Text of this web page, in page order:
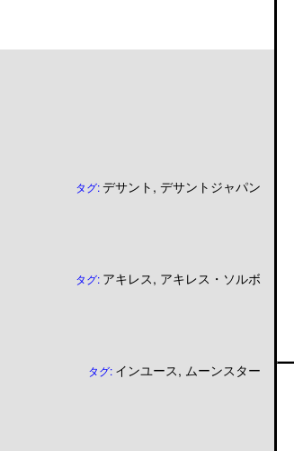
タグ:デサント , デサントジャパン
タグ: アキレス, アキレス・ソルボ
タグ: インユース, ムーンスター